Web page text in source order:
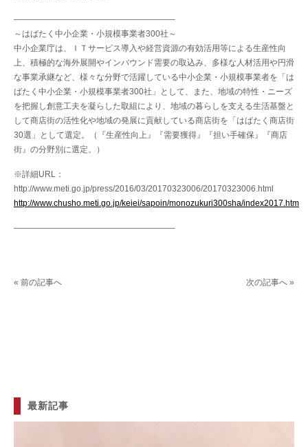
———————————————————–
～はばたく中小企業・小規模事業者300社～
中小企業庁は、ＩＴサービス導入や経営資源の有効活用等による生産性向
上、積極的な海外展開やインバウンド需要の取込み、多様な人材活用や円滑
な事業承継など、様々な分野で活躍している中小企業・小規模事業者を「は
ばたく中小企業・小規模事業者300社」として、また、地域の特性・ニーズ
を把握し創意工夫を凝らした取組により、地域の暮らしを支える生活基盤と
して商店街の活性化や地域の発展に貢献している商店街を「はばたく商店街
30選」として選定。（『生産性向上』『需要獲得』『担い手確保』『商店
街』の分野別に選定。）
※詳細URL：
http://www.meti.go.jp/press/2016/03/20170323006/20170323006.html
http://www.chusho.meti.go.jp/keiei/sapoin/monozukuri300sha/index2017.htm
———————————————————–
次の記事へ »
« 前の記事へ
最新記事